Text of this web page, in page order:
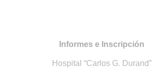
Informes e Inscripción
Hospital “Carlos G. Durand”